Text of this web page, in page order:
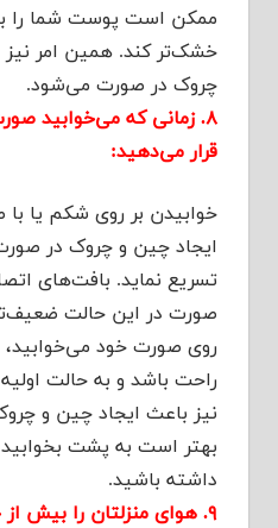
ممکن است پوست شما را
خشک‌تر کند. همین امر
چروک در صورت می‌شود.
۸. زمانی که می‌خوابید
قرار می‌دهید:
خوابیدن بر روی شکم یا
ایجاد چین و چروک در
تسریع نماید. بافت‌های
صورت در این حالت
روی صورت خود
راحت باشد و به حالت
نیز باعث ایجاد چین و
بهتر است به پشت
داشته باشید.
۹. هوای منزلتان را بیش از حد گرم نگه می‌دارید: